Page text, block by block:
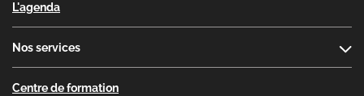
L'agenda
Nos services
Centre de formation